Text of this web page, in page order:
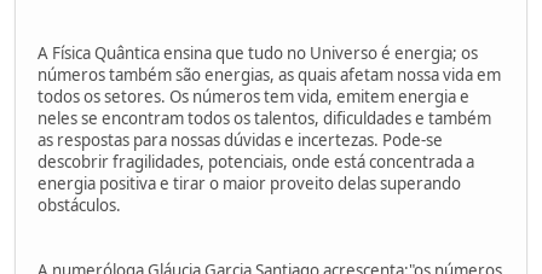
A Física Quântica ensina que tudo no Universo é energia; os
números também são energias, as quais afetam nossa vida em
todos os setores. Os números tem vida, emitem energia e
neles se encontram todos os talentos, dificuldades e também
as respostas para nossas dúvidas e incertezas. Pode-se
descobrir fragilidades, potenciais, onde está concentrada a
energia positiva e tirar o maior proveito delas superando
obstáculos.